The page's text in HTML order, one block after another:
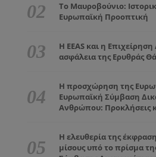
Το Μαυροβούνιο:
Ευρωπαϊκή Προοπτική
Η EEAS και η Επιχείρηση
ασφάλεια της Ερυθράς
Η προσχώρηση της
Ευρωπαϊκή Σύμβαση
Ανθρώπου: Προκλήσεις
Η ελευθερία της
μίσους υπό το πρίσμα